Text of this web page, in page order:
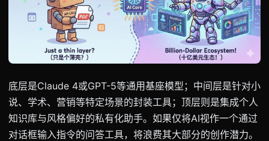
底层是Claude 4或GPT-5等通用基座模型；中间层是针对小
说、学术、营销等特定场景的封装工具；顶层则是集成个人
知识库与风格偏好的私有化助手。如果仅将AI视作一个通过
对话框输入指令的问答工具，将浪费其大部分的创作潜力。